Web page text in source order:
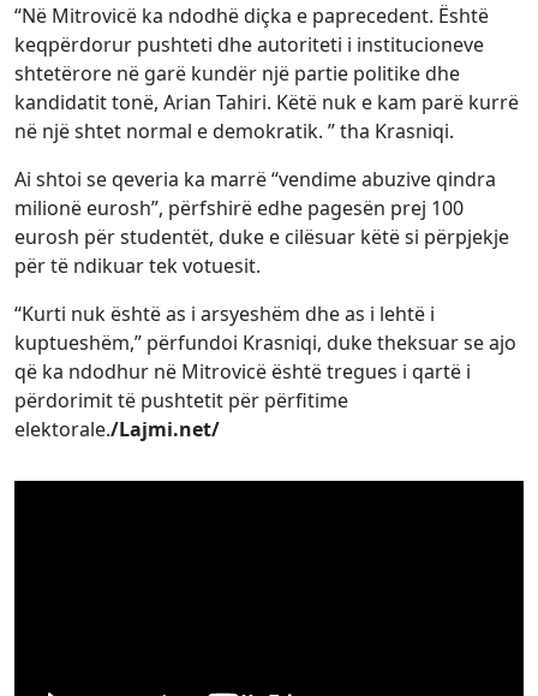
“Në Mitrovicë ka ndodhë diçka e paprecedent. Është
keqpërdorur pushteti dhe autoriteti i institucioneve
shtetërore në garë kundër një partie politike dhe
kandidatit tonë, Arian Tahiri. Këtë nuk e kam parë kurrë
në një shtet normal e demokratik. ” tha Krasniqi.
Ai shtoi se qeveria ka marrë “vendime abuzive qindra
milionë eurosh”, përfshirë edhe pagesën prej 100
eurosh për studentët, duke e cilësuar këtë si përpjekje
për të ndikuar tek votuesit.
“Kurti nuk është as i arsyeshëm dhe as i lehtë i
kuptueshëm,” përfundoi Krasniqi, duke theksuar se ajo
që ka ndodhur në Mitrovicë është tregues i qartë i
përdorimit të pushtetit për përfitime
elektorale./Lajmi.net/